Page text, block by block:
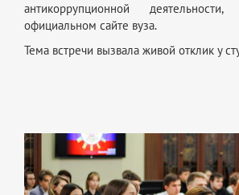
антикоррупционной
официальном сайте вуза.
Тема встречи вызвала живой отклик у